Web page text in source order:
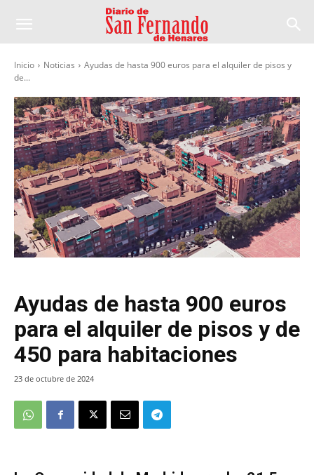
Inicio Noticias
Ayudas de hasta 900 euros para el alquiler de pisos y
de...
Ayudas de hasta 900 euros
para el alquiler de pisos y de
450 para habitaciones
23 de octubre de 2024